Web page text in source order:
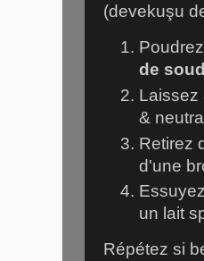
(devekuşu
de
Laissez
&
Retirez
d'une
un lait
Répétez si